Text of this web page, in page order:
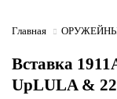
Главная
Вставка
UpLULA &